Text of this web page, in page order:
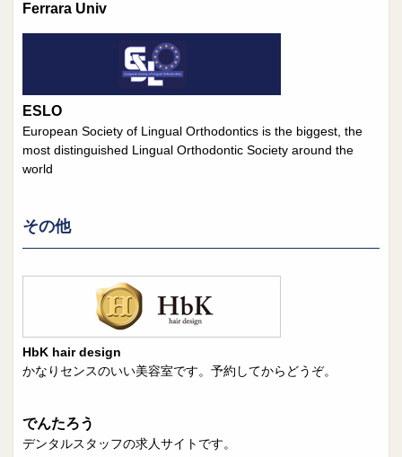
Ferrara Univ
ESLO
European Society of Lingual Orthodontics is the biggest, the
most distinguished Lingual Orthodontic Society around the
world
その他
HbK hair design
かなりセンスのいい美容室です。予約してからどうぞ。
でんたろう
デンタルスタッフの求人サイトです。